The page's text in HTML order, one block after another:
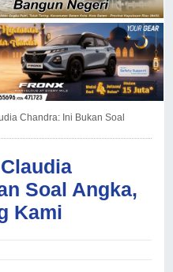
Chandra: Ini Bukan Soal
Soal Angka,
Kami